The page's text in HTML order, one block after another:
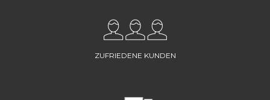
ZUFRIEDENE KUNDEN